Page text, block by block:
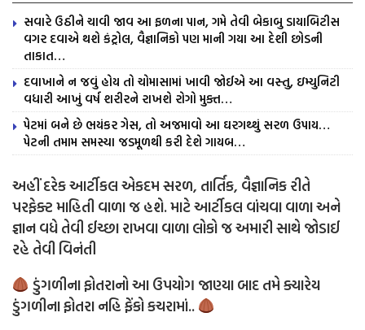
સવારે ઉઠીને ચાવી જાવ આ ફળના પાન, ગમે તેવી બેકાબુ ડાયાબિટીસ
વગર દવાએ થશે કંટ્રોલ, વૈજ્ઞાનિકો પણ માની ગયા આ દેશી છોડની
તાકાત…
દવાખાને ન જવું હોય તો ચોમાસામાં ખાવી જોઈએ આ વસ્તુ, ઇમ્યુનિટી
વધારી આખું વર્ષ શરીરને રાખશે રોગો મુક્ત…
પેટમાં બને છે ભયંકર ગેસ, તો અજમાવો આ ઘરગથ્થું સરળ ઉપાય…
પેટની તમામ સમસ્યા જડમૂળથી કરી દેશે ગાયબ…
અહીં દરેક આર્ટીકલ એકદમ સરળ, તાર્તિક, વૈજ્ઞાનિક રીતે
પરફેક્ટ માહિતી વાળા જ હશે. માટે આર્ટીકલ વાંચવા વાળા અને
જ્ઞાન વધે તેવી ઈચ્છા રાખવા વાળા લોકો જ અમારી સાથે જોડાઈ
રહે તેવી વિનંતી
ડુંગળીના ફોતરાનો આ ઉપયોગ જાણ્યા બાદ તમે ક્યારેય
ડુંગળીના ફોતરા નહિ ફેંકો કચરામાં..